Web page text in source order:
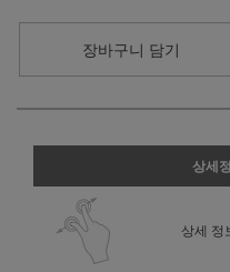
장바구니 담기
상세
상세 정